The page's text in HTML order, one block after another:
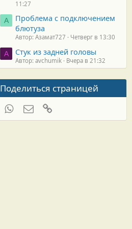
11:27
А
Проблема с подключением
блютуза
Автор: Азамат727 Четверг в 13:30
A Стук из задней головы
Автор: avchumik Вчера в 21:32
Поделиться страницей
WhatsAppЭлектронная почта